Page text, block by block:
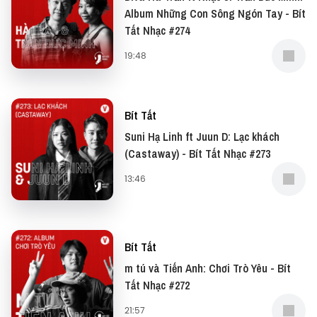
Album Những Con Sông Ngón Tay - Bít
Tất Nhạc #274
19:48
Bít Tất
Suni Hạ Linh ft Juun D: Lạc khách
(Castaway) - Bít Tất Nhạc #273
13:46
Bít Tất
m tú và Tiến Anh: Chơi Trò Yêu - Bít
Tất Nhạc #272
21:57